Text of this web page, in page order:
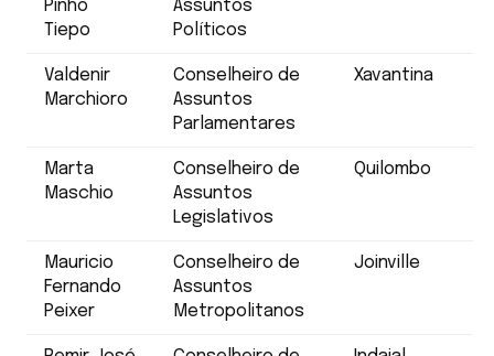
Pinho
Tiepo
Assuntos
Políticos
Valdenir
Marchioro
Conselheiro de
Assuntos
Parlamentares
Xavantina
Marta
Maschio
Conselheiro de
Assuntos
Legislativos
Quilombo
Mauricio
Fernando
Peixer
Conselheiro de
Assuntos
Metropolitanos
Joinville